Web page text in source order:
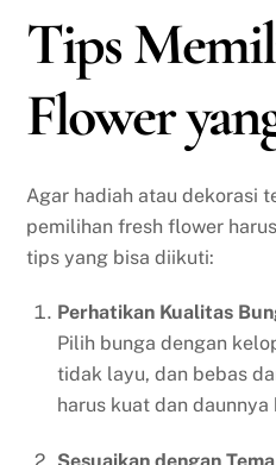
Tips
Flower
Agar hadiah atau dekorasi
pemilihan fresh flower
tips yang bisa diikuti:
Perhatikan Kualitas
Pilih bunga dengan
tidak layu, dan bebas
harus kuat dan daunnya